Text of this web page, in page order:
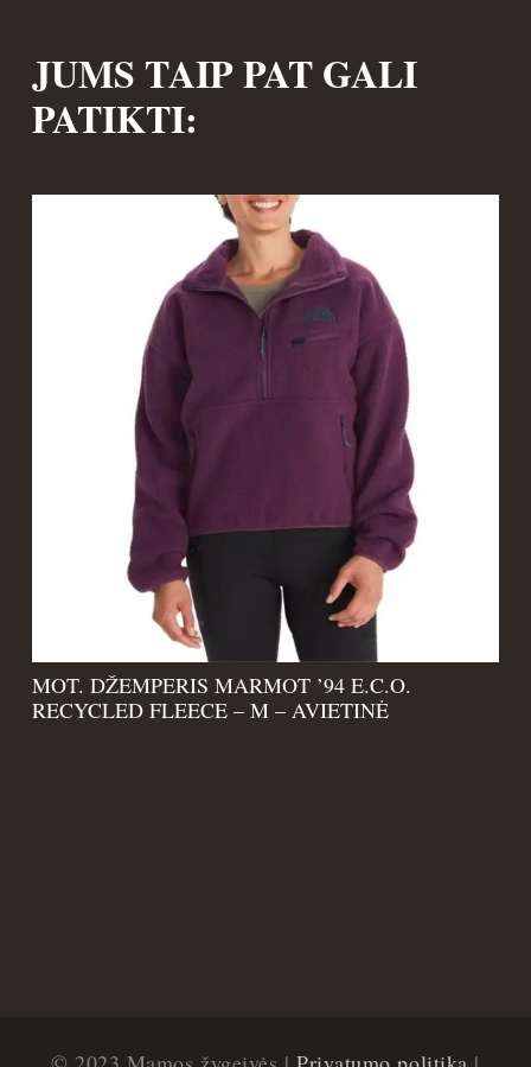
JUMS TAIP PAT GALI
PATIKTI:
MOT. DŽEMPERIS MARMOT ’94 E.C.O.
RECYCLED FLEECE – M – AVIETINĖ